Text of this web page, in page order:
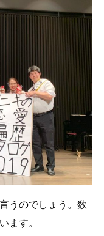
うのでしょう。数
ます。